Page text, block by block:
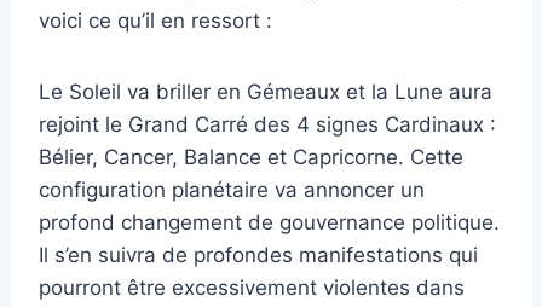
voici ce qu’il en ressort :
Le Soleil va briller en Gémeaux et la Lune aura
rejoint le Grand Carré des 4 signes Cardinaux :
Bélier, Cancer, Balance et Capricorne. Cette
configuration planétaire va annoncer un
profond changement de gouvernance politique.
Il s’en suivra de profondes manifestations qui
pourront être excessivement violentes dans